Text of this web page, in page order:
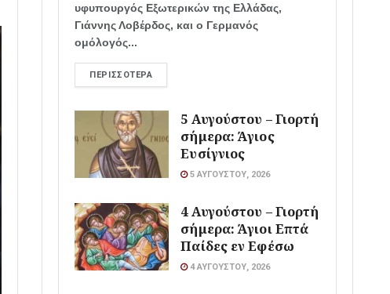
υφυπουργός Εξωτερικών της Ελλάδας,
Γιάννης Λοβέρδος, και ο Γερμανός
ομόλογός...
ΠΕΡΙΣΣΌΤΕΡΑ
5 Αυγούστου – Γιορτή
σήμερα: Άγιος
Ευσίγνιος
5 ΑΥΓΟΎΣΤΟΥ, 2026
4 Αυγούστου – Γιορτή
σήμερα: Άγιοι Επτά
Παίδες εν Εφέσω
4 ΑΥΓΟΎΣΤΟΥ, 2026